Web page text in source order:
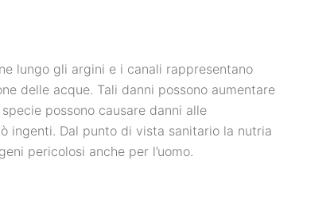
lungo gli argini e i canali rappresentano
delle acque. Tali danni possono aumentare
possono causare danni alle
ingenti. Dal punto di vista sanitario la nutria
pericolosi anche per l’uomo.